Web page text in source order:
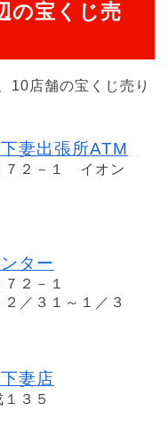
の宝くじ売
店舗の宝くじ売り
妻出張所ATM
７２－１ イオン
ター
２－１
／３１～１／３
妻店
３５